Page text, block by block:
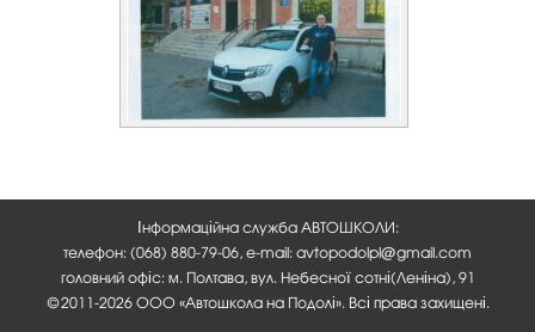
Інформаційна служба АВТОШКОЛИ:
телефон: (068) 880-79-06, e-mail: avtopodolpl@gmail.com
головний офіс: м. Полтава, вул. Небесної сотні(Леніна), 91
©2011-2026 ООО «Автошкола на Подолі». Всі права захищені.